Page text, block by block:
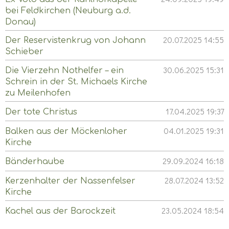
bei Feldkirchen (Neuburg a.d.
Donau)
Der Reservistenkrug von Johann
Schieber
20.07.2025 14:55
Die Vierzehn Nothelfer – ein
Schrein in der St. Michaels Kirche
zu Meilenhofen
30.06.2025 15:31
Der tote Christus 17.04.2025 19:37
Balken aus der Möckenloher
Kirche
04.01.2025 19:31
Bänderhaube 29.09.2024 16:18
Kerzenhalter der Nassenfelser
Kirche
28.07.2024 13:52
Kachel aus der Barockzeit 23.05.2024 18:54